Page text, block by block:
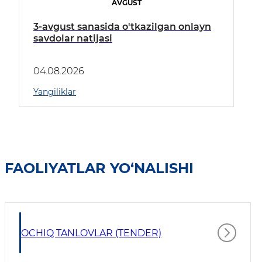
AVGUST
3-avgust sanasida o'tkazilgan onlayn
savdolar natijasi
04.08.2026
Yangiliklar
FAOLIYATLAR YO‘NALISHI
OCHIQ TANLOVLAR (TENDER)